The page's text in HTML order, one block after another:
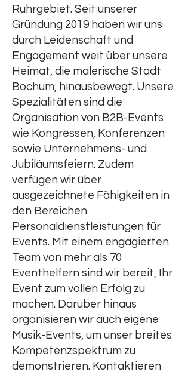
Ruhrgebiet. Seit unserer
Gründung 2019 haben wir uns
durch Leidenschaft und
Engagement weit über unsere
Heimat, die malerische Stadt
Bochum, hinausbewegt. Unsere
Spezialitäten sind die
Organisation von B2B-Events
wie Kongressen, Konferenzen
sowie Unternehmens- und
Jubiläumsfeiern. Zudem
verfügen wir über
ausgezeichnete Fähigkeiten in
den Bereichen
Personaldienstleistungen für
Events. Mit einem engagierten
Team von mehr als 70
Eventhelfern sind wir bereit, Ihr
Event zum vollen Erfolg zu
machen. Darüber hinaus
organisieren wir auch eigene
Musik-Events, um unser breites
Kompetenzspektrum zu
demonstrieren. Kontaktieren